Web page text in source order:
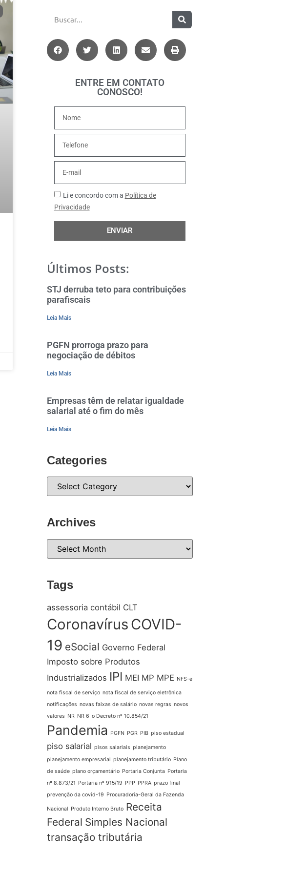
ENTRE EM CONTATO
CONOSCO!
Li e concordo com a Política de
Privacidade
ENVIAR
Últimos Posts:
STJ derruba teto para contribuições
parafiscais
Leia Mais
PGFN prorroga prazo para
negociação de débitos
Leia Mais
Empresas têm de relatar igualdade
salarial até o fim do mês
Leia Mais
Categories
Archives
Tags
assessoria contábil CLT
Coronavírus COVID-
19 eSocial Governo Federal
Imposto sobre Produtos
Industrializados IPI MEI MP MPE NFS-e
nota fiscal de serviço nota fiscal de serviço eletrônica
notificações novas faixas de salário novas regras novos
valores NR NR 6 o Decreto nº 10.854/21
Pandemia PGFN PGR PIB piso estadual
piso salarial pisos salariais planejamento
planejamento empresarial planejamento tributário Plano
de saúde plano orçamentário Portaria Conjunta Portaria
nº 8.873/21 Portaria nº 915/19 PPP PPRA prazo final
prevenção da covid-19 Procuradoria-Geral da Fazenda
Nacional Produto Interno Bruto Receita
Federal Simples Nacional
transação tributária